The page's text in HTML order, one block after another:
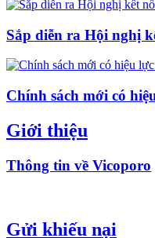
Sắp diễn ra Hội nghị
Chính sách mới có
Giới thiệu
Thông tin về Vicoporo
Gửi khiếu nại